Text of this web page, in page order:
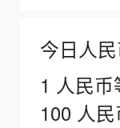
今日人民
1 人民
100 人